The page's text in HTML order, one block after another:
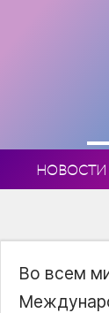
НОВОСТИ
Во всем